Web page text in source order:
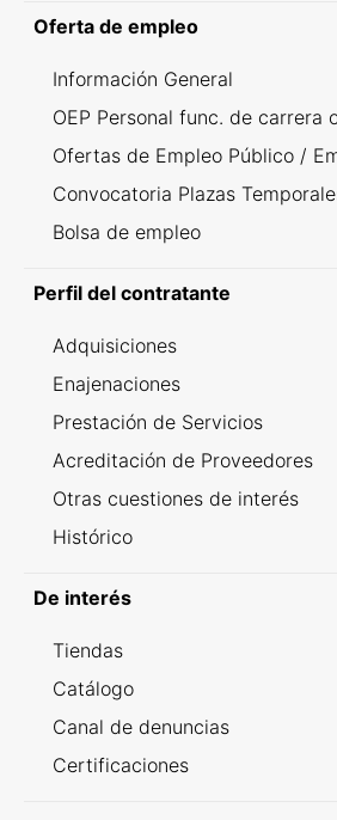
Oferta de empleo
Información General
OEP Personal func. de carrera
Ofertas de Empleo Público /
Convocatoria Plazas
Bolsa de empleo
Perfil del contratante
Adquisiciones
Enajenaciones
Prestación de Servicios
Acreditación de Proveedores
Otras cuestiones de interés
Histórico
De interés
Tiendas
Catálogo
Canal de denuncias
Certificaciones